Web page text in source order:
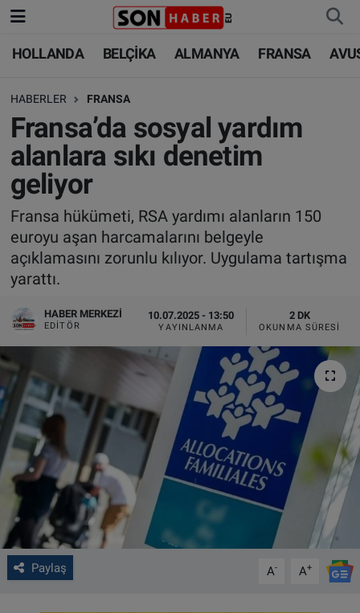
HOLLANDA BELÇİKA ALMANYA FRANSA
HABERLER FRANSA
Fransa’da sosyal yardım
alanlara sıkı denetim
geliyor
Fransa hükümeti, RSA yardımı alanların 150
euroyu aşan harcamalarını belgeyle
açıklamasını zorunlu kılıyor. Uygulama tartışma
yarattı.
HABER MERKEZI
EDITÖR
10.07.2025 - 13:50
YAYINLANMA
2 DK
OKUNMA SÜRESI
Paylaş A- A+
HOLLANDA
BELÇİKA
ALMANYA
FRANSA
AVUSTURYA
SAĞLIK - YAŞAM
BİLİM-TEKNOLOJİ
HOLLANDA
BELÇİKA
ALMANYA
TÜRKİYE
DÜNYA
BİLİM-TEKNOLOJİ
SAĞLIK
FOTO GALERİ
VIDEO GALERİ
ALGEMENE VOORWAARDEN
CONTACT
Çerez Politikası
Nöbetçi Eczaneler
Hava Durumu
Trafik Durumu
Süper Lig Puan Durumu ve Fikstür
Tüm Manşetler
Son Dakika Haberleri
Haber Arşivi